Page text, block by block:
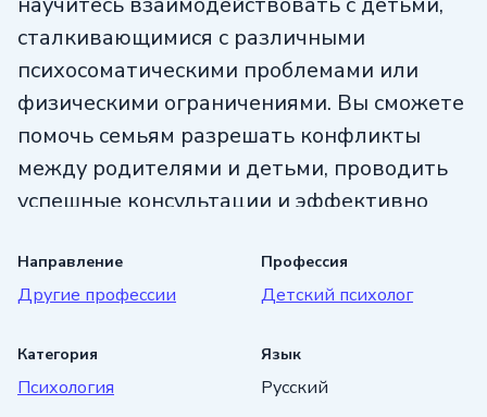
сталкивающимися с различными
психосоматическими проблемами или
физическими ограничениями. Вы сможете
помочь семьям разрешать конфликты
между родителями и детьми, проводить
успешные консультации и эффективно
прохождения 340 часов обучения вас
ждет заслуженный диплом,
в области детской психологии.
Направление
Другие профессии
Профессия
Детский психолог
Категория
Психология
Язык
Русский